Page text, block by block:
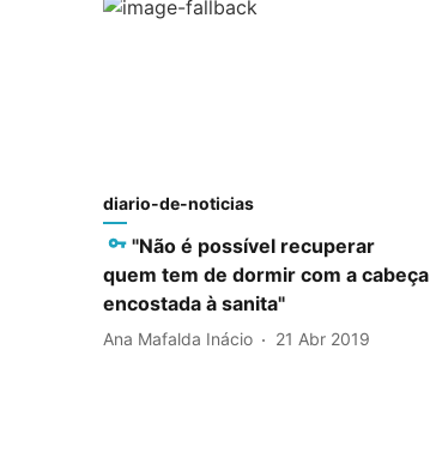
diario-de-noticias
"Não é possível recuperar
quem tem de dormir com a cabeça
encostada à sanita"
Ana Mafalda Inácio 21 Abr 2019